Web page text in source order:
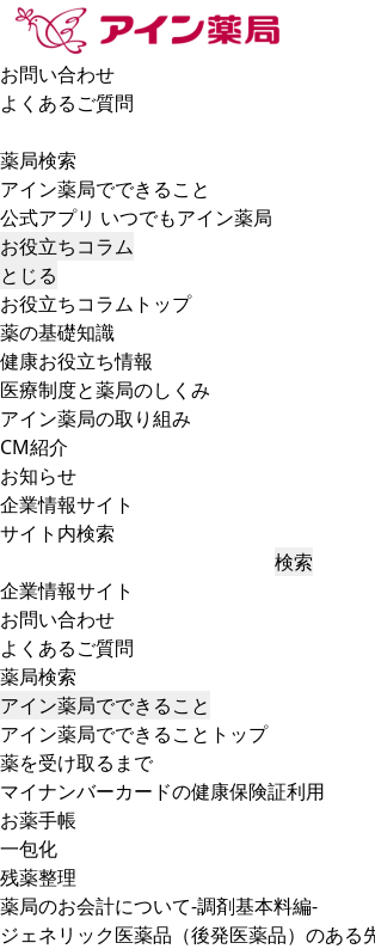
お問い合わせ
よくあるご質問
薬局検索
アイン薬局でできること
公式アプリ いつでもアイン薬局
お役立ちコラム
とじる
お役立ちコラムトップ
薬の基礎知識
健康お役立ち情報
医療制度と薬局のしくみ
アイン薬局の取り組み
CM紹介
お知らせ
企業情報サイト
サイト内検索
検索
企業情報サイト
お問い合わせ
よくあるご質問
薬局検索
アイン薬局でできること
アイン薬局でできることトップ
薬を受け取るまで
マイナンバーカードの健康保険証利用
お薬手帳
一包化
残薬整理
薬局のお会計について-調剤基本料編-
ジェネリック医薬品（後発医薬品）のあ